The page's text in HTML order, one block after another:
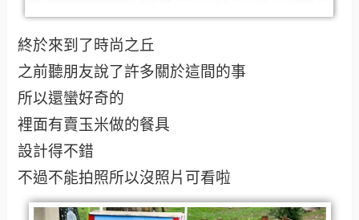
終於來到了時尚之丘
之前聽朋友說了許多關於這間的事
所以還蠻好奇的
裡面有賣玉米做的餐具
設計得不錯
不過不能拍照所以沒照片可看啦